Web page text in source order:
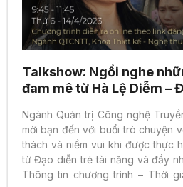
Talkshow: Ngồi nghe
đam mê từ Hà Lệ Diễm –
Ngành Quản trị Công nghệ
mời bạn đến với buổi trò chuyện
thách và niềm vui khi được thực
từ Đạo diễn trẻ tài năng và đầy
Thông tin chương trình – Thời